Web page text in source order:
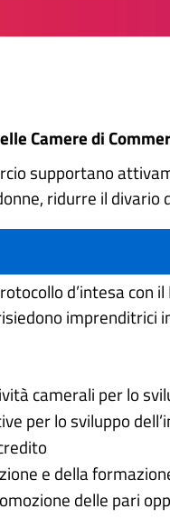
Camere di
supportano
ridurre il
d’intesa con
camerali per lo
per lo sviluppo
e della
delle pari